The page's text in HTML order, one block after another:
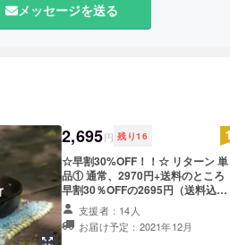
メッセージを送る
2,695円 残り16
☆早割30%OFF！！☆ リターン 単
品① 通常、2970円+送料のところ
早割30％OFFの2695円（送料込）
でお得です！ ■&Seeknit Kit なべし
き・なべつかみ / Potholder -【 完成
サイズ】W:130mm × H:130mm ※あ
支援者：14人
お届け予定：2021年12月